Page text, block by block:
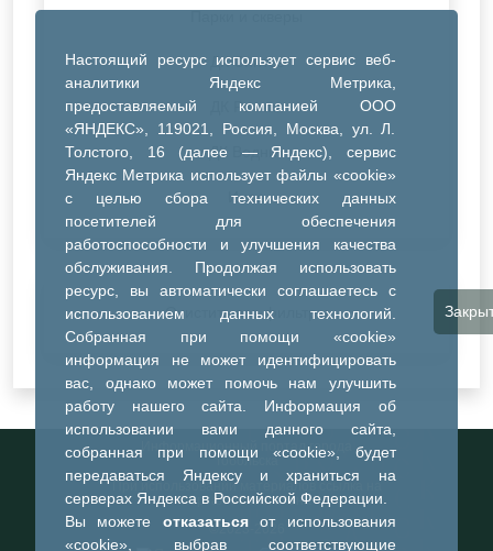
Настоящий ресурс использует сервис веб-
аналитики Яндекс Метрика,
предоставляемый компанией ООО
«ЯНДЕКС», 119021, Россия, Москва, ул. Л.
Толстого, 16 (далее — Яндекс), сервис
Яндекс Метрика использует файлы «cookie»
с целью сбора технических данных
посетителей для обеспечения
работоспособности и улучшения качества
обслуживания. Продолжая использовать
ресурс, вы автоматически соглашаетесь с
использованием данных технологий.
Собранная при помощи «cookie»
информация не может идентифицировать
вас, однако может помочь нам улучшить
работу нашего сайта. Информация об
использовании вами данного сайта,
собранная при помощи «cookie», будет
передаваться Яндексу и храниться на
серверах Яндекса в Российской Федерации.
Вы можете отказатьсяот использования
«cookie», выбрав соответствующие
ДК Синтез
ДК Речник
ДК Водник
Иное
Очистить все фильтры
Информационный портал города
Тобольска
При использовании материалов ссылка на
портал обязательна
©2023-2026